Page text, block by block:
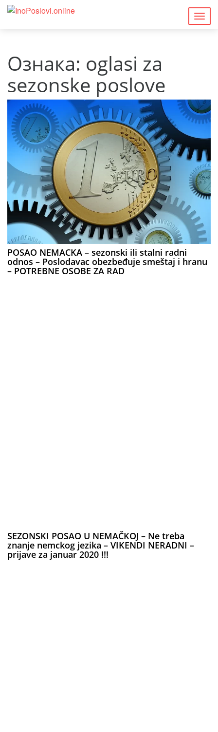
Ознака: oglasi za
sezonske poslove
POSAO NEMACKA – sezonski ili stalni radni
odnos – Poslodavac obezbeđuje smeštaj i hranu
– POTREBNE OSOBE ZA RAD
SEZONSKI POSAO U NEMAČKOJ – Ne treba
znanje nemckog jezika – VIKENDI NERADNI –
prijave za januar 2020 !!!